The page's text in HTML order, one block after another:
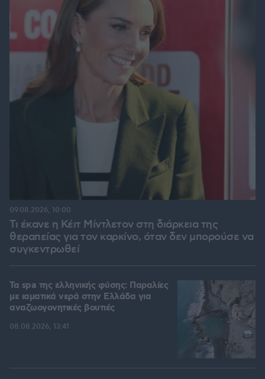
Τι έκανε η Κέιτ Μίντλετον στη διάρκεια της
θεραπείας για τον καρκίνο, όταν δεν μπορούσε να
συγκεντρωθεί
09.08.2026, 10:00
Τα spa της ελληνικής φύσης: Παραλίες
με ιαματικά νερά στην Ελλάδα για
αναζωογονητικές βουτιές
08.08.2026, 13:41